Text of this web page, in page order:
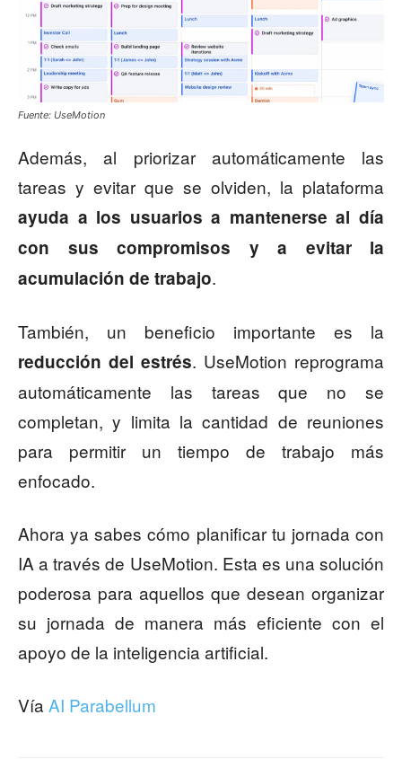
Fuente: UseMotion
Además, al priorizar automáticamente las
tareas y evitar que se olviden, la plataforma
ayuda a los usuarios a mantenerse al día
con sus compromisos y a evitar la
acumulación de trabajo.
También, un beneficio importante es la
reducción del estrés. UseMotion reprograma
automáticamente las tareas que no se
completan, y limita la cantidad de reuniones
para permitir un tiempo de trabajo más
enfocado.
Ahora ya sabes cómo planificar tu jornada con
IA a través de UseMotion. Esta es una solución
poderosa para aquellos que desean organizar
su jornada de manera más eficiente con el
apoyo de la inteligencia artificial.
Vía AI Parabellum